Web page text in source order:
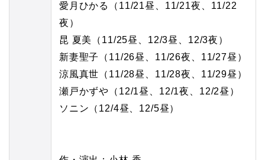
愛月ひかる（11/21昼、11/21夜、11/22
夜）
昆 夏美（11/25昼、12/3昼、12/3夜）
新妻聖子（11/26昼、11/26夜、11/27昼）
涼風真世（11/28昼、11/28夜、11/29昼）
瀬戸かずや（12/1昼、12/1夜、12/2昼）
ソニン（12/4昼、12/5昼）